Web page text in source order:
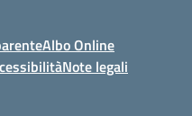
Albo Online
Note legali